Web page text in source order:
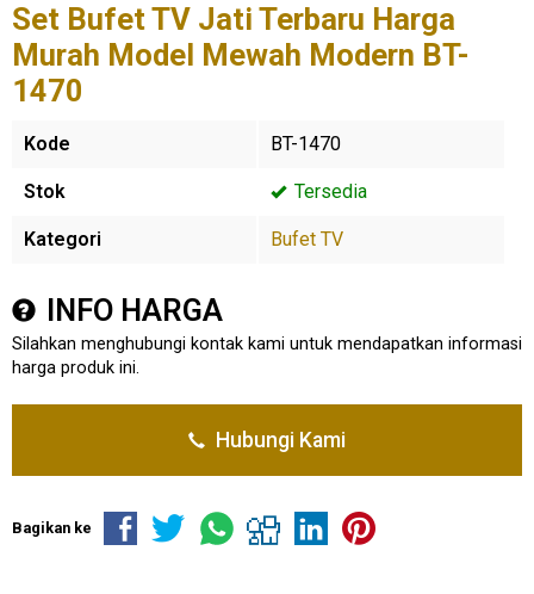
Set Bufet TV Jati Terbaru Harga
Murah Model Mewah Modern BT-
1470
Kode BT-1470
Stok Tersedia
Kategori Bufet TV
INFO HARGA
Silahkan menghubungi kontak kami untuk mendapatkan informasi
harga produk ini.
Hubungi Kami
Bagikan ke